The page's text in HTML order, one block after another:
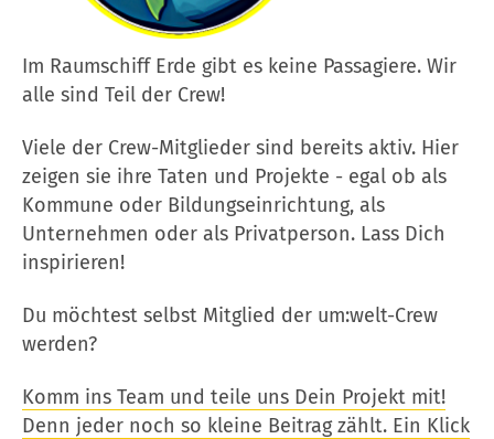
Im Raumschiff Erde gibt es keine Passagiere. Wir
alle sind Teil der Crew!
Viele der Crew-Mitglieder sind bereits aktiv. Hier
zeigen sie ihre Taten und Projekte - egal ob als
Kommune oder Bildungseinrichtung, als
Unternehmen oder als Privatperson. Lass Dich
inspirieren!
Du möchtest selbst Mitglied der um:welt-Crew
werden?
Komm ins Team und teile uns Dein Projekt mit!
Denn jeder noch so kleine Beitrag zählt. Ein Klick